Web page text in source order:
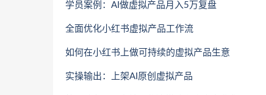
学员案例：AI做虚拟产品月入5万复盘
全面优化小红书虚拟产品工作流
如何在小红书上做可持续的虚拟产品生意
实操输出：上架AI原创虚拟产品